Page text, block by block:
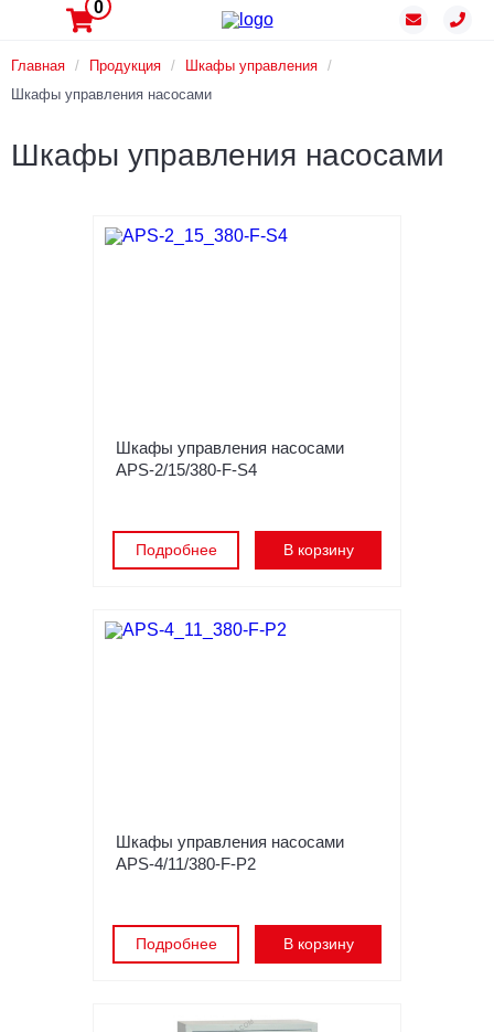
0
Главная / Продукция / Шкафы управления /
Шкафы управления насосами
Шкафы управления насосами
Шкафы управления насосами
APS-2/15/380-F-S4
Подробнее В корзину
Шкафы управления насосами
APS-4/11/380-F-P2
Подробнее В корзину